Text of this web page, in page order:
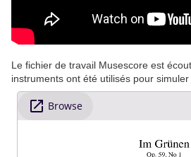
Le fichier de travail Musescore est
instruments ont été utilisés pour